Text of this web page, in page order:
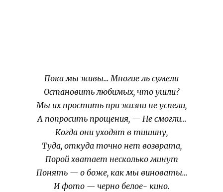
Пока мы живы… Многие ль сумели
Остановить любимых, что ушли?
Мы их простить при жизни не успели,
А попросить прощения, — Не смогли…
Когда они уходят в тишину,
Туда, откуда точно нет возврата,
Порой хватает несколько минут
Понять — о боже, как мы виноваты…
И фото — черно белое- кино.